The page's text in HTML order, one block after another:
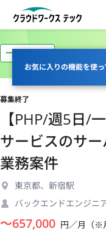
お気に入りの機能を使
一部リモート
募集終了
【PHP/週5日/
サービスのサ
業務案件
東京都、新宿駅
バックエンドエンジニ
〜657,000 円／月（※